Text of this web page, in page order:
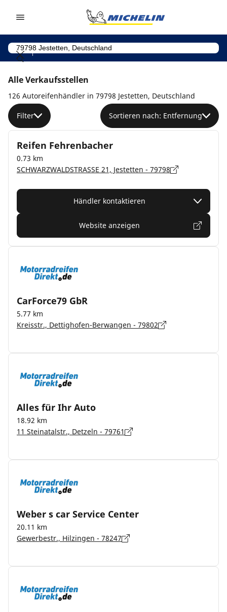
Alle Verkaufsstellen
126 Autoreifenhändler in 79798 Jestetten, Deutschland
Filter Sortieren nach: Entfernung
Reifen Fehrenbacher
0.73 km
SCHWARZWALDSTRASSE 21, Jestetten - 79798
Händler kontaktieren
Website anzeigen
CarForce79 GbR
5.77 km
Kreisstr., Dettighofen-Berwangen - 79802
Alles für Ihr Auto
18.92 km
11 Steinatalstr., Detzeln - 79761
Weber s car Service Center
20.11 km
Gewerbestr., Hilzingen - 78247